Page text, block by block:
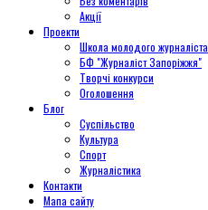
Акції
Проекти
Школа молодого журналіста
БФ "Журналіст Запоріжжя"
Творчі конкурси
Оголошення
Блог
Суспільство
Культура
Спорт
Журналістика
Контакти
Мапа сайту